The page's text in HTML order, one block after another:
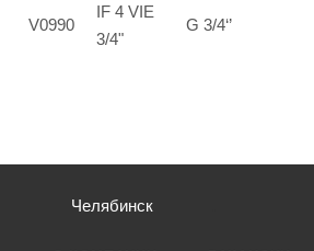
V0990
IF 4 VIE
3/4"
G 3/4‘’
Челябинск